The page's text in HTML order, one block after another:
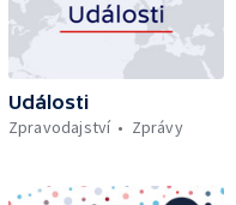
Události
Zpravodajství
Zprávy